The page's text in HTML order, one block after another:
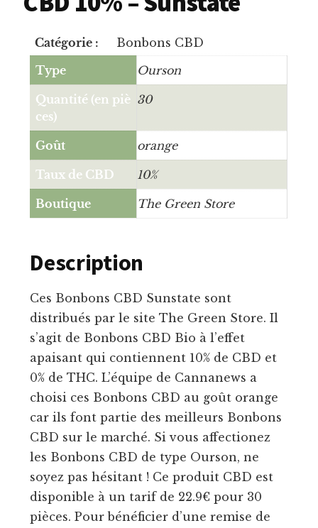
Catégorie :
Bonbons CBD
Type
Ourson
Quantité (en piè
ces)
30
Goût orange
Taux de CBD 10%
Boutique The Green Store
Description
Ces Bonbons CBD Sunstate sont
distribués par le site The Green Store. Il
s’agit de Bonbons CBD Bio à l’effet
apaisant qui contiennent 10% de CBD et
0% de THC. L’équipe de Cannanews a
choisi ces Bonbons CBD au goût orange
car ils font partie des meilleurs Bonbons
CBD sur le marché. Si vous affectionez
les Bonbons CBD de type Ourson, ne
soyez pas hésitant ! Ce produit CBD est
disponible à un tarif de 22.9€ pour 30
pièces. Pour bénéficier d’une remise de